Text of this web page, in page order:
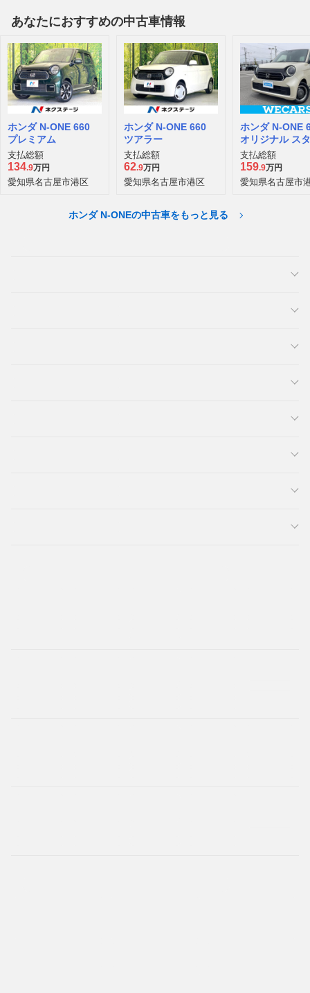
あなたにおすすめの中古車情報
ホンダ N-ONE 660
プレミアム
支払総額
134.9万円
愛知県名古屋市港区
ホンダ N-ONE 660
ツアラー
支払総額
62.9万円
愛知県名古屋市港区
ホンダ N-ONE
オリジナル ス
プラス アーバン
支払総額
159.9万円
愛知県名古屋市
ホンダ N-ONEの中古車をもっと見る